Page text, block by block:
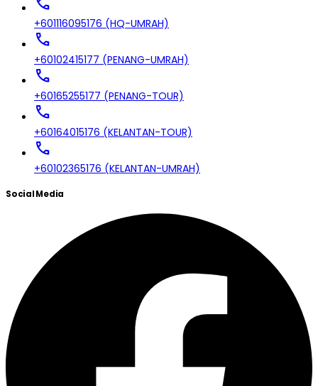
+601116095176 (HQ-UMRAH)
call
+60102415177 (PENANG-UMRAH)
call
+60165255177 (PENANG-TOUR)
call
+60164015176 (KELANTAN-TOUR)
call
+60102365176 (KELANTAN-UMRAH)
Social Media